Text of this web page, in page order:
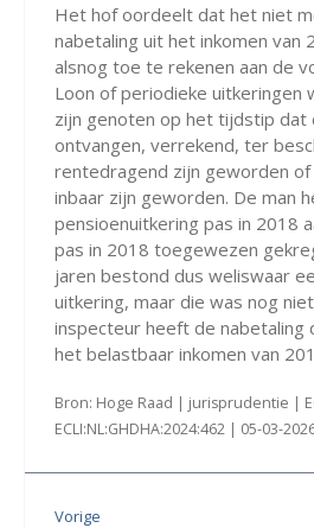
Het hof oordeelt dat het niet
nabetaling uit het inkomen van
alsnog toe te rekenen aan de
Loon of periodieke uitkeringen
zijn genoten op het tijdstip dat
ontvangen, verrekend, ter
rentedragend zijn geworden
inbaar zijn geworden. De man
pensioenuitkering pas in 2018
pas in 2018 toegewezen
jaren bestond dus weliswaar
uitkering, maar die was nog
inspecteur heeft de
het belastbaar inkomen van
Bron: Hoge Raad | jurisprudentie |
ECLI:NL:GHDHA:2024:462 | 05-03-
Vorige